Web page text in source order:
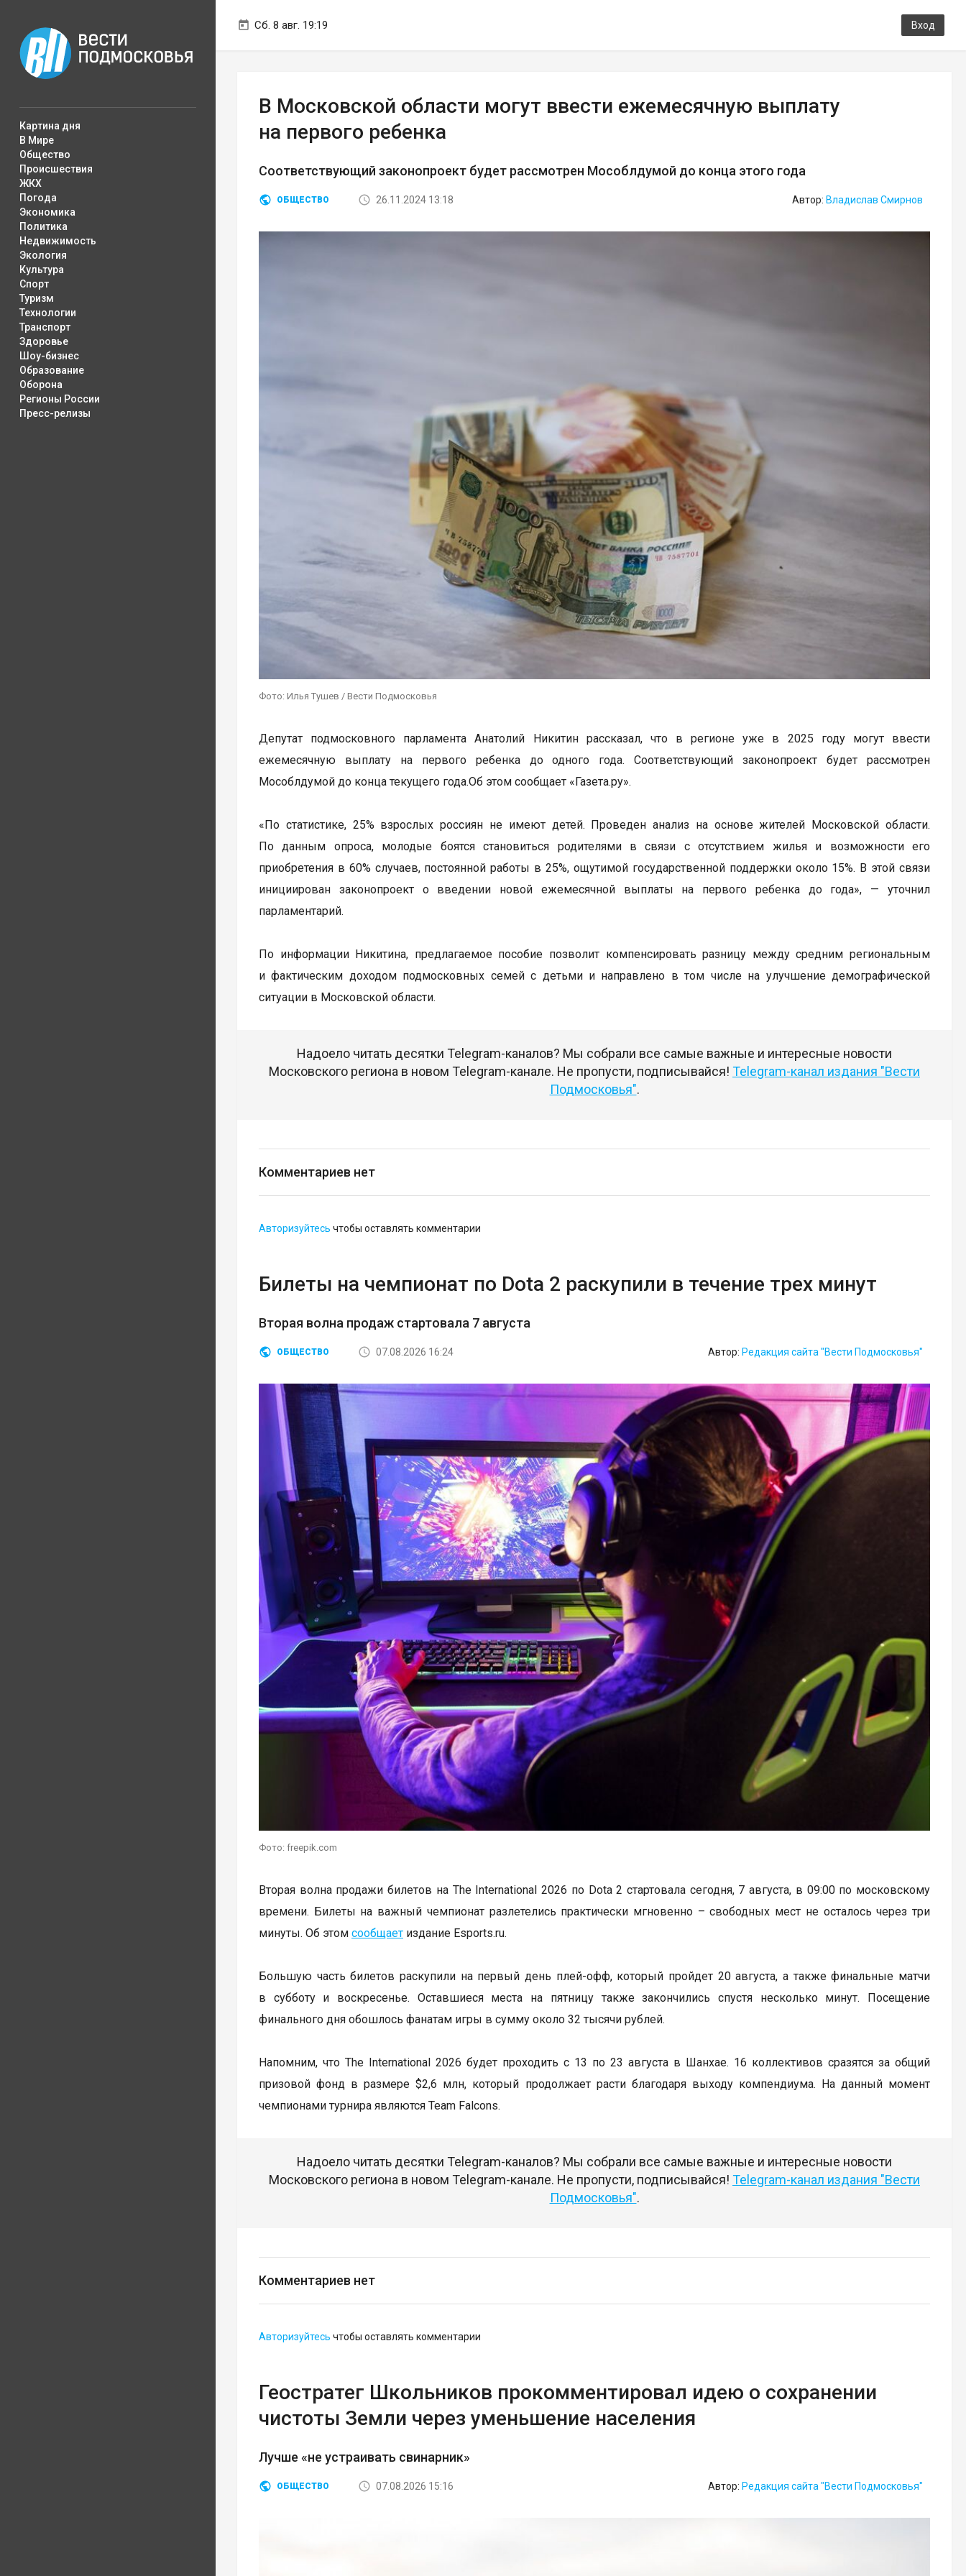
Сб. 8 авг. 19:19 Вход
Картина дня
В Мире
Общество
Происшествия
ЖКХ
Погода
Экономика
Политика
Недвижимость
Экология
Культура
Спорт
Туризм
Технологии
Транспорт
Здоровье
Шоу-бизнес
Образование
Оборона
Регионы России
Пресс-релизы
В Московской области могут ввести ежемесячную выплату
на первого ребенка
Соответствующий законопроект будет рассмотрен Мособлдумой до конца этого года
ОБЩЕСТВО 26.11.2024 13:18 Автор: Владислав Смирнов
Фото: Илья Тушев / Вести Подмосковья
Депутат подмосковного парламента Анатолий Никитин рассказал, что в регионе уже в 2025 году могут ввести
ежемесячную выплату на первого ребенка до одного года. Соответствующий законопроект будет рассмотрен
Мособлдумой до конца текущего года.Об этом сообщает «Газета.ру».
«По статистике, 25% взрослых россиян не имеют детей. Проведен анализ на основе жителей Московской области.
По данным опроса, молодые боятся становиться родителями в связи с отсутствием жилья и возможности его
приобретения в 60% случаев, постоянной работы в 25%, ощутимой государственной поддержки около 15%. В этой связи
инициирован законопроект о введении новой ежемесячной выплаты на первого ребенка до года», — уточнил
парламентарий.
По информации Никитина, предлагаемое пособие позволит компенсировать разницу между средним региональным
и фактическим доходом подмосковных семей с детьми и направлено в том числе на улучшение демографической
ситуации в Московской области.
Надоело читать десятки Telegram-каналов? Мы собрали все самые важные и интересные новости
Московского региона в новом Telegram-канале. Не пропусти, подписывайся! Telegram-канал издания "Вести
Подмосковья".
Комментариев нет
Авторизуйтесь чтобы оставлять комментарии
Билеты на чемпионат по Dota 2 раскупили в течение трех минут
Вторая волна продаж стартовала 7 августа
ОБЩЕСТВО 07.08.2026 16:24 Автор: Редакция сайта "Вести Подмосковья"
Фото: freepik.com
Вторая волна продажи билетов на The International 2026 по Dota 2 стартовала сегодня, 7 августа, в 09:00 по московскому
времени. Билеты на важный чемпионат разлетелись практически мгновенно – свободных мест не осталось через три
минуты. Об этом сообщает издание Esports.ru.
Большую часть билетов раскупили на первый день плей-офф, который пройдет 20 августа, а также финальные матчи
в субботу и воскресенье. Оставшиеся места на пятницу также закончились спустя несколько минут. Посещение
финального дня обошлось фанатам игры в сумму около 32 тысячи рублей.
Напомним, что The International 2026 будет проходить с 13 по 23 августа в Шанхае. 16 коллективов сразятся за общий
призовой фонд в размере $2,6 млн, который продолжает расти благодаря выходу компендиума. На данный момент
чемпионами турнира являются Team Falcons.
Надоело читать десятки Telegram-каналов? Мы собрали все самые важные и интересные новости
Московского региона в новом Telegram-канале. Не пропусти, подписывайся! Telegram-канал издания "Вести
Подмосковья".
Комментариев нет
Авторизуйтесь чтобы оставлять комментарии
Геостратег Школьников прокомментировал идею о сохранении
чистоты Земли через уменьшение населения
Лучше «не устраивать свинарник»
ОБЩЕСТВО 07.08.2026 15:16 Автор: Редакция сайта "Вести Подмосковья"